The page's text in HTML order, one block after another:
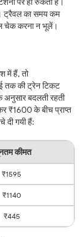
ट्रैवल का समय कम
चेक करना न भूलें।
में हैं, तो
तक की ट्रेन टिकट
अनुसार बदलती रहती
₹1600 के बीच प्राप्त
दी गयी हैं:
कीमत
₹1595
₹1140
₹445